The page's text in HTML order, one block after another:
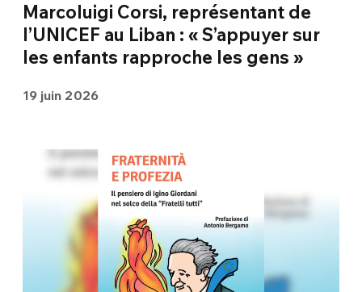
Marcoluigi Corsi, représentant de
l’UNICEF au Liban : « S’appuyer sur
les enfants rapproche les gens »
19 juin 2026